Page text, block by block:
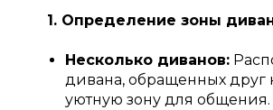
1. Определение зоны
Несколько диванов:
дивана, обращенных друг
уютную зону для общения.